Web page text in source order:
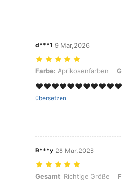
d***1 9 Mar,2026
Farbe: Aprikosenfarben, Größe:
Farbe: Aprikosenfarben
übersetzen
R***y 28 Mar,2026
Gesamt: Richtige Größe,
Gesamt: Richtige Größe